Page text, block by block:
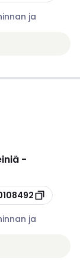
ja
-
ja